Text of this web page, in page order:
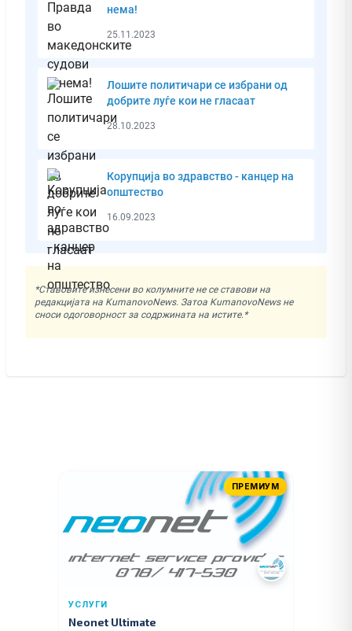
нема!
25.11.2023
Лошите политичари се избрани од
добрите луѓе кои не гласаат
28.10.2023
Корупција во здравство - канцер на
општество
16.09.2023
*Ставовите изнесени во колумните не се ставови на
редакцијата на KumanovoNews. Затоа KumanovoNews не
сноси одоговорност за содржината на истите.*
ПРЕМИУМ
УСЛУГИ
Neonet Ultimate